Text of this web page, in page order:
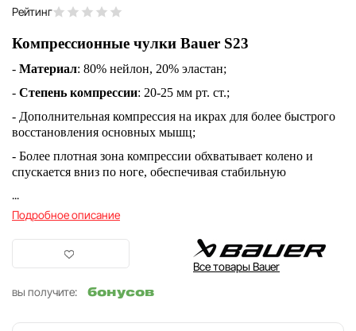
Рейтинг
Компрессионные чулки Bauer S23
- Материал: 80% нейлон, 20% эластан;
- Степень компрессии: 20-25 мм рт. ст.;
- Дополнительная компрессия на икрах для более быстрого
восстановления основных мышц;
- Более плотная зона компрессии обхватывает колено и
спускается вниз по ноге, обеспечивая стабильную
...
Подробное описание
Все товары Bauer
вы получите:
бонусов